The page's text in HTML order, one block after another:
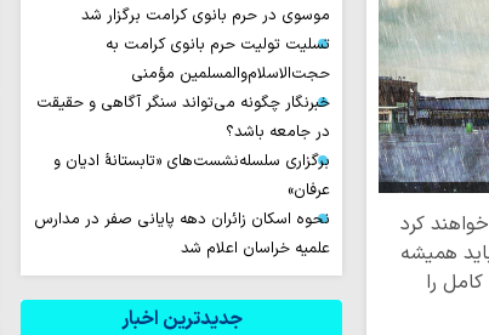
کرد
همیشه
را
موسوی در حرم بانوی کرامت برگزار شد
تسلیت تولیت حرم بانوی کرامت به
حجت‌الاسلام‌والمسلمین مؤمنی
خبرنگار چگونه می‌تواند سنگر آگاهی و حقیقت
در جامعه باشد؟
برگزاری سلسله‌نشست‌های «تابستانهٔ ادیان و
عرفان»
نحوه اسکان زائران دهه پایانی صفر در مدارس
علمیه خراسان اعلام شد
جدیدترین اخبار